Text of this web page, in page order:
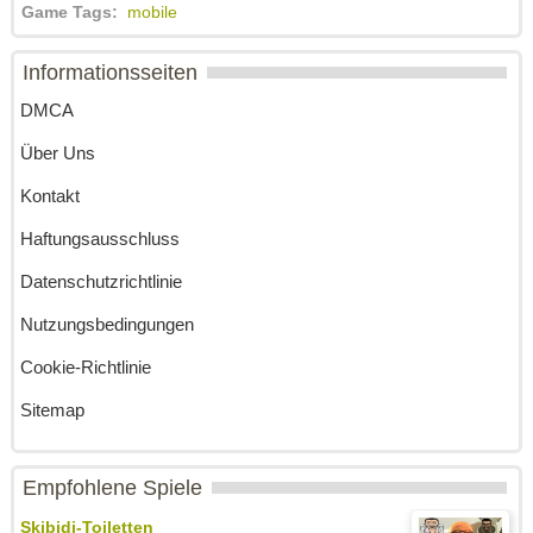
Game Tags: mobile
Informationsseiten
DMCA
Über Uns
Kontakt
Haftungsausschluss
Datenschutzrichtlinie
Nutzungsbedingungen
Cookie-Richtlinie
Sitemap
Empfohlene Spiele
Skibidi-Toiletten